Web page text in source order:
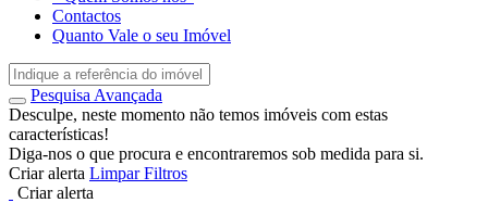
Contactos
Quanto Vale o seu Imóvel
Pesquisa Avançada
Desculpe, neste momento não temos imóveis com estas
características!
Diga-nos o que procura e encontraremos sob medida para si.
Criar alerta Limpar Filtros
Criar alerta